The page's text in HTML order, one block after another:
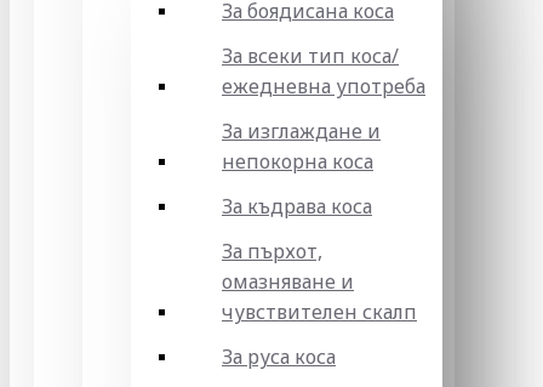
За боядисана коса
За всеки тип коса/
ежедневна употреба
За изглаждане и
непокорна коса
За къдрава коса
За пърхот,
омазняване и
чувствителен скалп
За руса коса